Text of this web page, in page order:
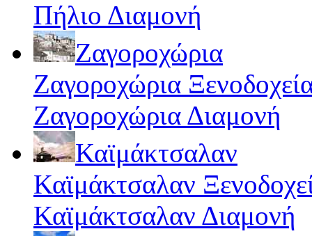
Πήλιο Διαμονή
Ζαγοροχώρια
Ζαγοροχώρια
Ζαγοροχώρια Διαμονή
Καϊμάκτσαλαν
Καϊμάκτσαλαν
Καϊμάκτσαλαν Διαμονή